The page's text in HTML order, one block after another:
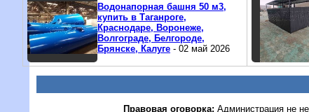
Водонапорная башня 50 м3,
купить в Таганроге,
Краснодаре, Воронеже,
Волгограде, Белгороде,
Брянске, Калуге- 02 май 2026
Правовая оговорка: Администрация не